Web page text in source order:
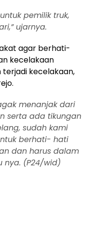
pemilik truk,
ujarnya.
agar berhati-
kecelakaan
kecelakaan,
menanjak dari
serta ada tikungan
sudah kami
berhati- hati
dan harus dalam
nya. (P24/wid)